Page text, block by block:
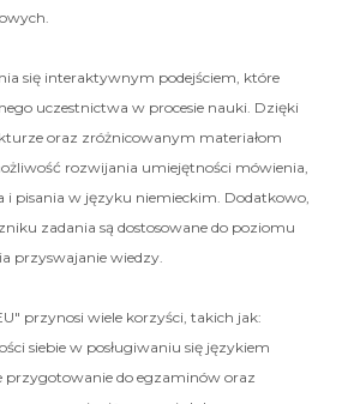
się interaktywnym podejściem, które
uczestnictwa w procesie nauki. Dzięki
oraz zróżnicowanym materiałom
rozwijania umiejętności mówienia,
i pisania w języku niemieckim. Dodatkowo,
zadania są dostosowane do poziomu
przyswajanie wiedzy.
przynosi wiele korzyści, takich jak:
siebie w posługiwaniu się językiem
przygotowanie do egzaminów oraz